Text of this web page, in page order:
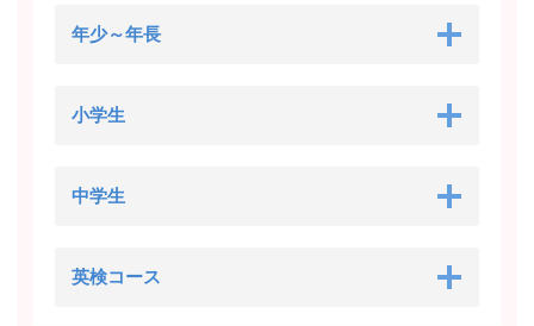
年少～年長
小学生
中学生
英検コース